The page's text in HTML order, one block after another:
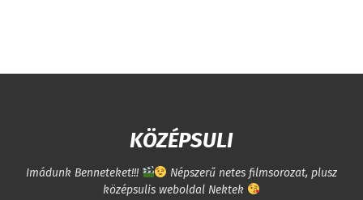
KÖZÉPSULI
Imádunk Benneteket!!!
Népszerű netes filmsorozat, plusz
középsulis weboldal Nektek